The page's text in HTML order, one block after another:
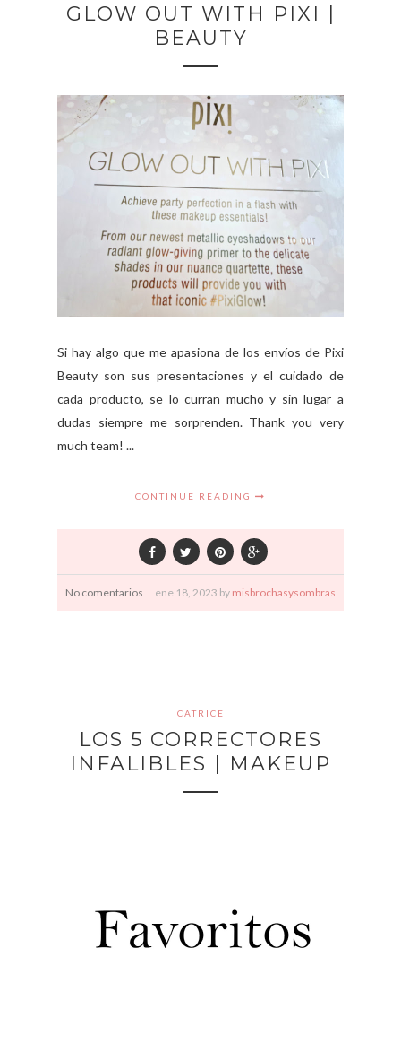
GLOW OUT WITH PIXI |
BEAUTY
Si hay algo que me apasiona de los envíos de Pixi
Beauty son sus presentaciones y el cuidado de
cada producto, se lo curran mucho y sin lugar a
dudas siempre me sorprenden. Thank you very
much team! ...
CONTINUE READING
No comentarios ene 18, 2023 by misbrochasysombras
CATRICE
LOS 5 CORRECTORES
INFALIBLES | MAKEUP